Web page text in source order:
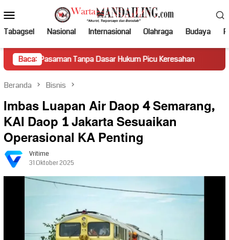
ke
kontenMobile
Tabagsel Nasional Internasional Olahraga Budaya
Baca:Tanpa Dasar Hukum Picu Keresahan Truk Miring
Beranda Bisnis
Imbas Luapan Air Daop 4 Semarang,
KAI Daop 1 Jakarta Sesuaikan
Operasional KA Penting
Vritime
31 Oktober 2025